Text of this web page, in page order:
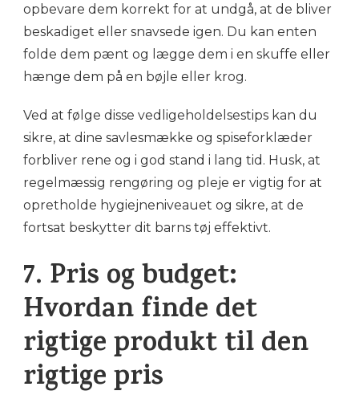
opbevare dem korrekt for at undgå, at de bliver
beskadiget eller snavsede igen. Du kan enten
folde dem pænt og lægge dem i en skuffe eller
hænge dem på en bøjle eller krog.
Ved at følge disse vedligeholdelsestips kan du
sikre, at dine savlesmække og spiseforklæder
forbliver rene og i god stand i lang tid. Husk, at
regelmæssig rengøring og pleje er vigtig for at
opretholde hygiejneniveauet og sikre, at de
fortsat beskytter dit barns tøj effektivt.
7. Pris og budget:
Hvordan finde det
rigtige produkt til den
rigtige pris